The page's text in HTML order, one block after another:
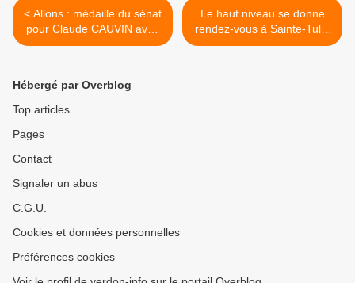
< Allons : médaille du sénat
pour Claude CAUVIN avec
49 ans de mandat
Le haut niveau se donne
rendez-vous à Sainte-Tulle
>
Hébergé par Overblog
Top articles
Pages
Contact
Signaler un abus
C.G.U.
Cookies et données personnelles
Préférences cookies